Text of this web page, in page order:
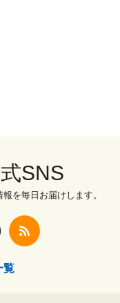
SNS
を毎日お届けします。
覧